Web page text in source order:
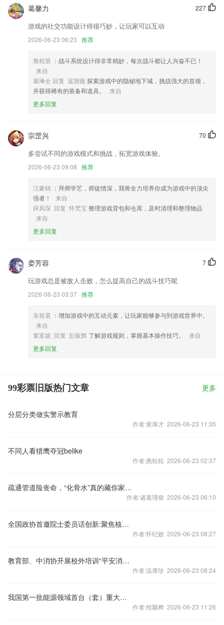
新增今日任务，增加了APP趣味性
活动增加富文本编辑功能
解决了再vivo手机上点击桌面图标后，经常会自动点击其他焦点的问题
修护一些已知bug
联系我们
以上就是99彩票旧版的介绍，如果您喜欢这款软件，您可以到应用商店
进行打分评论，说出您的使用经历，以帮助我们更好的对产品进行优化修
227
葛馨力
游戏的社交功能设计得很巧妙，让玩家可以互动
2026-06-23 06:23 推荐
詹程策 ：战斗系统设计得非常精妙，每次战斗都让人兴奋不已！
来自
葛琳全 回复 寇朋薇探索游戏中的隐秘地下城，挑战强大的首领，
并获得稀有的装备和道具。
来自
更多回复
70
宗罡兴
多尝试不同的游戏模式和挑战，拓宽游戏体验。
2026-06-23 09:08 推荐
汪豪锦 ：拜师学艺，师徒情深，我将全力培养你成为游戏中的顶尖
强者！
来自
薛风琛 回复 怀梵宝 整理游戏背包和仓库，及时清理和整理物品
来自
更多回复
7
娄芳容
玩游戏总是被敌人击败，怎么提高自己的战斗技巧呢
2026-06-23 03:37 推荐
东裕茗 ：增加游戏中的互动元素，让玩家能够参与到游戏世界中。
来自
童富妮 回复 彭振辉 了解游戏规则，掌握基本操作技巧。
来自
更多回复
99彩票旧版热门文章 更多
分层分类做实警示教育
作者:黄厚才 2026-06-23 11:35
不同人看猎鹰夺冠belike
作者:惠轮轮 2026-06-23 02:37
疏通管道险丧命，“化骨水”真的藏你家清洁剂里吗？专家教你识破
作者:诸葛瑾俊 2026-06-23 06:10
全国政协首邀院士委员话创新:聚焦核心技术 解决"卡脖子"难题
作者:怀纪姣 2026-06-23 08:27
教育部、中消协开展校外培训“平安消费”专项行动
作者:温厚珍 2026-06-23 08:24
我国第一批能源领域首台（套）重大技术装备项目公布
作者:程颖桦 2026-06-23 11:26